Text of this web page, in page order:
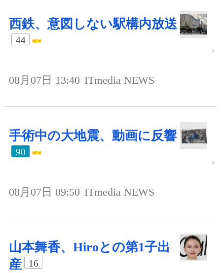
西鉄、意図しない駅構内放送
44
08月07日 13:40 ITmedia NEWS
手術中の大地震、動画に反響
90
08月07日 09:50 ITmedia NEWS
山本舞香、Hiroとの第1子出
産
16